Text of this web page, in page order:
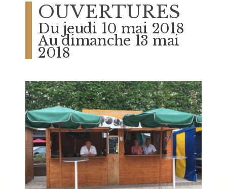
OUVERTURES
Du jeudi 10 mai 2018
Au dimanche 13 mai
2018